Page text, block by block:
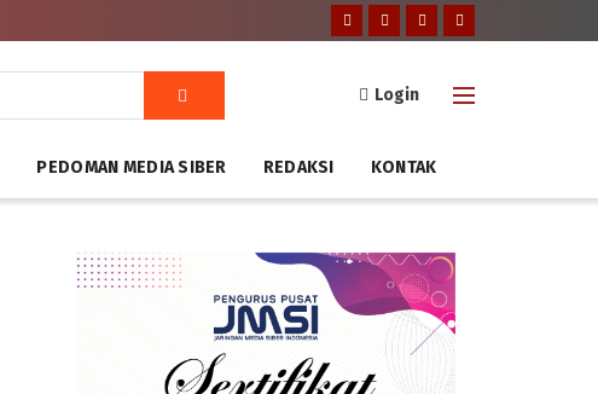
Login
PEDOMAN MEDIA SIBER REDAKSI KONTAK